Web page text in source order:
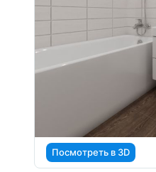
Посмотреть в 3D